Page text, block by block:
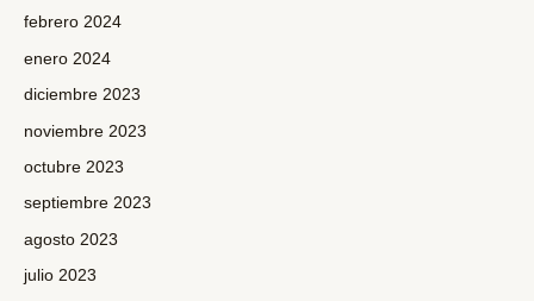
febrero 2024
enero 2024
diciembre 2023
noviembre 2023
octubre 2023
septiembre 2023
agosto 2023
julio 2023